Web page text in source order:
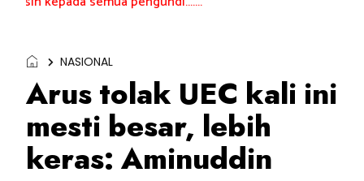
NASIONAL
Arus tolak UEC kali ini
mesti besar, lebih
keras: Aminuddin